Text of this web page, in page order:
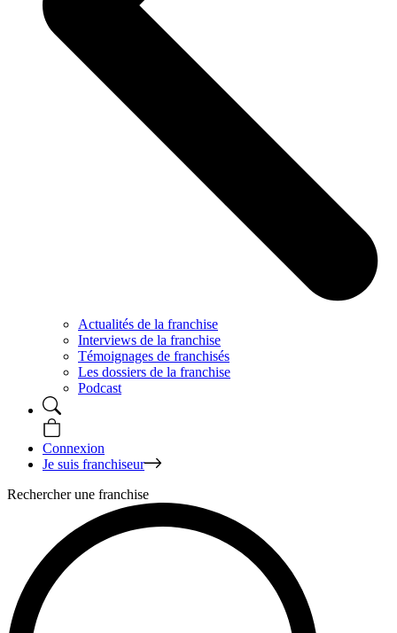
Actualités de la franchise
Interviews de la franchise
Témoignages de franchisés
Les dossiers de la franchise
Podcast
Connexion
Je suis franchiseur
Rechercher une franchise